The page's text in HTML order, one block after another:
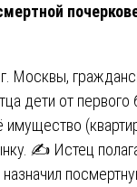
Москвы,
дети от первого
имущество
✍️ Истец